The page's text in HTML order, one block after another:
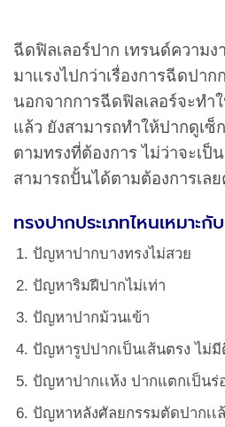
ฉีดฟิลเลอร์ปาก เทรนด์ความ
มาเเรงไปกว่าเรื่องการฉีดปาก
นอกจากการฉีดฟิลเลอร์จะท
แล้ว ยังสามารถทำให้ปากดูเซ็
ตามทรงที่ต้องการ ไม่ว่าจะเป็
สามารถปั้นได้ตามต้องการเลย
ทรงปากประเภทไหนเหมาะกั
ปัญหาปากบางทรงไม่สวย
ปัญหาริมฝีปากไม่เท่า
ปัญหาปากม้วนเข้า
ปัญหารูปปากเป็นเส้นตรง ไม่มี
ปัญหาปากเเห้ง ปากแตกเป็นร่
ปัญหาหลังศัลยกรรมตัดปากเเ